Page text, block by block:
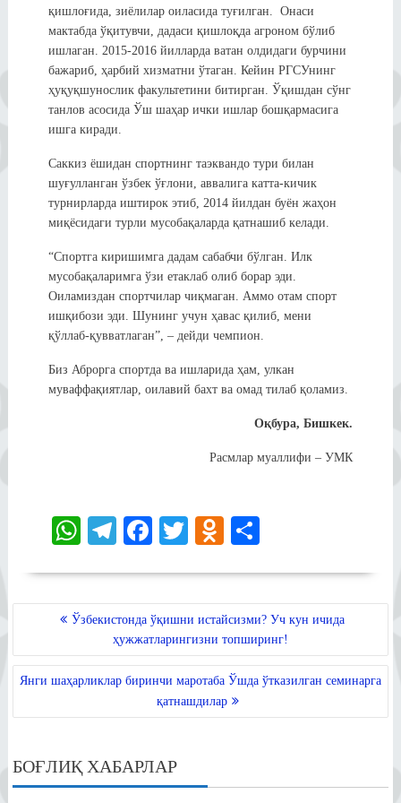
қишлоғида, зиёлилар оиласида туғилган. Онаси
мактабда ўқитувчи, дадаси қишлоқда агроном бўлиб
ишлаган. 2015-2016 йилларда ватан олдидаги бурчини
бажариб, ҳарбий хизматни ўтаган. Кейин РГСУнинг
ҳуқуқшунослик факультетини битирган. Ўқишдан сўнг
танлов асосида Ўш шаҳар ички ишлар бошқармасига
ишга киради.
Саккиз ёшидан спортнинг таэквандо тури билан
шуғулланган ўзбек ўғлони, аввалига катта-кичик
турнирларда иштирок этиб, 2014 йилдан буён жаҳон
миқёсидаги турли мусобақаларда қатнашиб келади.
“Спортга киришимга дадам сабабчи бўлган. Илк
мусобақаларимга ўзи етаклаб олиб борар эди.
Оиламиздан спортчилар чиқмаган. Аммо отам спорт
ишқибози эди. Шунинг учун ҳавас қилиб, мени
қўллаб-қувватлаган”, – дейди чемпион.
Биз Аброрга спортда ва ишларида ҳам, улкан
муваффақиятлар, оилавий бахт ва омад тилаб қоламиз.
Оқбура, Бишкек.
Расмлар муаллифи – УМК
W
A
Te
a
m
Fa
ok
T
r
O
la
ss
ni
ki
Ўзбекистонда ўқишни истайсизми? Уч кун ичида
ҳужжатларингизни топширинг!
Янги шаҳарликлар биринчи маротаба Ўшда ўтказилган семинарга
қатнашдилар
БОҒЛИҚ ХАБАРЛАР